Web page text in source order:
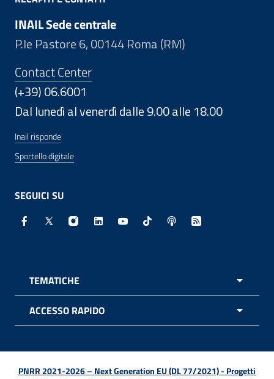
INAIL Sede centrale
P.le Pastore 6, 00144 Roma (RM)
Contact Center
(+39) 06.6001
Dal lunedì al venerdì dalle 9.00 alle 18.00
Inail risponde
Sportello digitale
SEGUICI SU
Facebook - Sito esterno - Apertura in nuova finestra
X - Sito esterno - Apertura in nuova finestra
Instagram - Sito esterno - Apertura in
Linkedin - Sito esterno - Apertura in
Youtube - Sito esterno -
TikTok - Sito esterno -
Spreaker - Sito
Feed RSS -
TEMATICHE
ACCESSO RAPIDO
PNRR 2021-2026 – Next Generation EU (DL 77/2021) - Progetti